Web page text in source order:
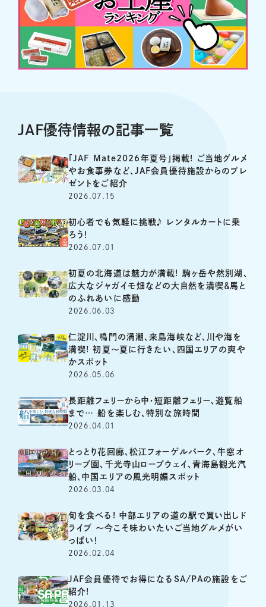
JAF優待情報の記事一覧
「JAF Mate2026年夏号」掲載! ご当地グルメ
やお食事券など、JAF会員優待施設からのプレ
ゼントをご紹介
2026.07.15
初心者でも気軽に挑戦♪ レンタルカートに乗
ろう！
2026.07.01
初夏の北海道は魅力が満載! 駒ヶ岳や然別湖、
広大なジャガイモ畑などの大自然を満喫＆馬と
のふれあいに感動
2026.06.03
仁淀川、鳴門の渦潮、来島海峡など、川や海を
満喫! 初夏～夏に行きたい、四国エリアの爽や
かスポット
2026.05.06
長距離フェリーから中・短距離フェリー、遊覧船
まで… 船を楽しむ、特別な旅時間
2026.04.01
とっとり花回廊、松江フォーゲルパーク、牛窓オ
リーブ園、千光寺山ロープウェイ、青海島観光汽
船、中国エリアの風光明媚スポット
2026.03.04
旬を食べる! 中部エリアの道の駅で買い出しド
ライブ ～今こそ味わいたいご当地グルメがい
っぱい！
2026.02.04
JAF会員優待でお得になるSA/PAの施設をご
紹介!
2026.01.13